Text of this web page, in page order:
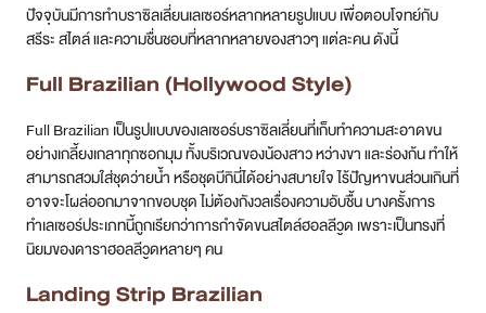
ปัจจุบันมีการทำบราซิลเลี่ยนเลเซอร์หลากหลายรูปแบบ เพื่อตอบโจทย์กับ
สรีระ สไตล์ และความชื่นชอบที่หลากหลายของสาวๆ แต่ละคน ดังนี้
Full Brazilian (Hollywood Style)
Full Brazilian เป็นรูปแบบของเลเซอร์บราซิลเลี่ยนที่เก็บทำความสะอาดขน
อย่างเกลี้ยงเกลาทุกซอกมุม ทั้งบริเวณของน้องสาว หว่างขา และร่องก้น ทำให้
สามารถสวมใส่ชุดว่ายน้ำ หรือชุดบีกินี่ได้อย่างสบายใจ ไร้ปัญหาขนส่วนเกินที่
อาจจะโผล่ออกมาจากขอบชุด ไม่ต้องกังวลเรื่องความอับชื้น บางครั้งการ
ทำเลเซอร์ประเภทนี้ถูกเรียกว่าการกำจัดขนสไตล์ฮอลลีวูด เพราะเป็นทรงที่
นิยมของดาราฮอลลีวูดหลายๆ คน
Landing Strip Brazilian